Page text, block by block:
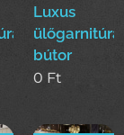
Luxus
ülőgarnitúra
bútor
0 Ft